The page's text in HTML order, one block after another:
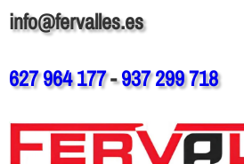
info@fervalles.es
627 964 177-937 299 718